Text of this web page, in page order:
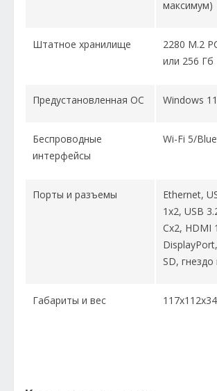
максимум)
Штатное хранилище
2280 M.2
или 256 Гб
Предустановленная ОС Windows
Беспроводные
интерфейсы
Wi-Fi 5/
Порты и разъемы
Ethernet,
1x2, USB
Cx2, HDMI
SD,
Габариты и вес